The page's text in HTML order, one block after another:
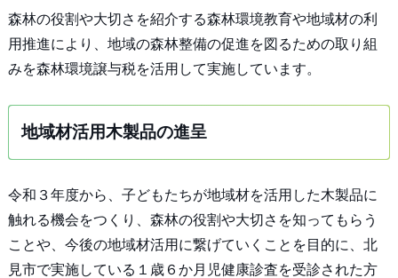
森林の役割や大切さを紹介する森林環境教育や地域材の利
用推進により、地域の森林整備の促進を図るための取り組
みを森林環境譲与税を活用して実施しています。
地域材活用木製品の進呈
令和３年度から、子どもたちが地域材を活用した木製品に
触れる機会をつくり、森林の役割や大切さを知ってもらう
ことや、今後の地域材活用に繋げていくことを目的に、北
見市で実施している１歳６か月児健康診査を受診された方